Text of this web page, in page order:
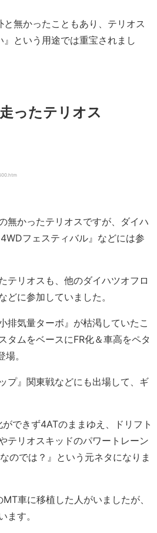
無かったこともあり、テリオス
という用途では重宝されまし
ったテリオス
無かったテリオスですが、ダイハ
フェスティバル』などには参
テリオスも、他のダイハツオフロ
に参加していました。
排気量ターボ』が枯渇していたこ
タムをベースにFR化＆車高をペタ
。
プ』関東戦などにも出場して、ギ
できず4ATのままゆえ、ドリフト
テリオスキッドのパワートレーン
のでは？』という元ネタになりま
車に移植した人がいましたが、
す。